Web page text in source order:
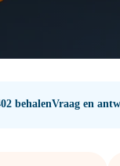
behalenVraag en